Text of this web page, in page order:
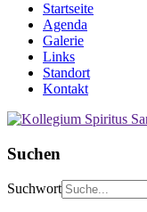
Startseite
Agenda
Galerie
Links
Standort
Kontakt
Suchen
Suchwort